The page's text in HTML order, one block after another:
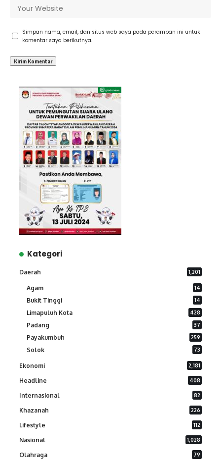
Simpan nama, email, dan situs web saya pada peramban ini untuk
komentar saya berikutnya.
Kategori
Daerah 1,201
Agam 14
Bukit Tinggi 14
Limapuluh Kota 428
Padang 37
Payakumbuh 259
Solok 73
Ekonomi 2,181
Headline 408
Internasional 82
Khazanah 226
Lifestyle 112
Nasional 1,028
Olahraga 79